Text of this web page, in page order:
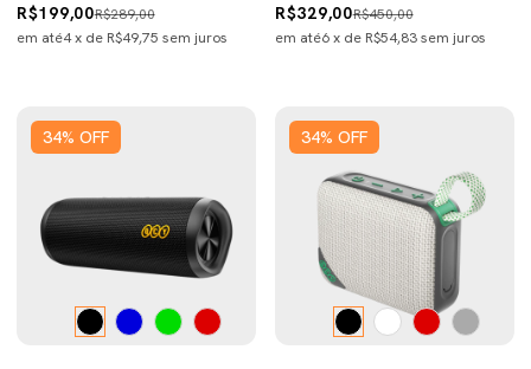
R$289,00
R$199,00
em até4x de R$49,75 sem juros
R$450,00
R$329,00
em até6x de R$54,83sem juros
34% OFF 34% OFF